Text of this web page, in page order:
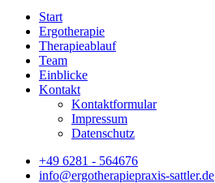
Start
Ergotherapie
Therapieablauf
Team
Einblicke
Kontakt
Kontaktformular
Impressum
Datenschutz
+49 6281 - 564676
info@ergotherapiepraxis-sattler.de